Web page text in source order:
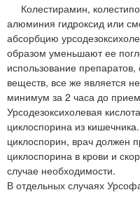
Колестирамин,
алюминия гидроксид или
абсорбцию
образом уменьшают ее
использование
веществ, все же является
минимум за 2 часа до
Урсодезоксихолевая
циклоспорина из
циклоспорин, врач должен
циклоспорина в крови и
случае необходимости.
В отдельных случаях